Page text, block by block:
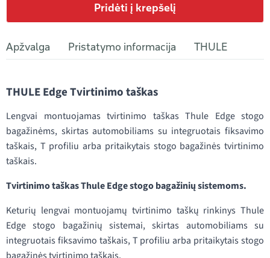
Pridėti į krepšelį
Apžvalga Pristatymo informacija THULE
THULE Edge Tvirtinimo taškas
Lengvai montuojamas tvirtinimo taškas Thule Edge stogo
bagažinėms, skirtas automobiliams su integruotais fiksavimo
taškais, T profiliu arba pritaikytais stogo bagažinės tvirtinimo
taškais.
Tvirtinimo taškas Thule Edge stogo bagažinių sistemoms.
Keturių lengvai montuojamų tvirtinimo taškų rinkinys Thule
Edge stogo bagažinių sistemai, skirtas automobiliams su
integruotais fiksavimo taškais, T profiliu arba pritaikytais stogo